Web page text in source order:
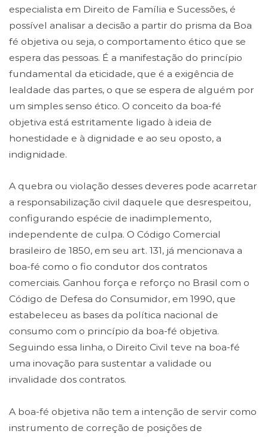
especialista em Direito de Família e Sucessões, é
possível analisar a decisão a partir do prisma da Boa
fé objetiva ou seja, o comportamento ético que se
espera das pessoas. É a manifestação do princípio
fundamental da eticidade, que é a exigência de
lealdade das partes, o que se espera de alguém por
um simples senso ético. O conceito da boa-fé
objetiva está estritamente ligado à ideia de
honestidade e à dignidade e ao seu oposto, a
indignidade.
A quebra ou violação desses deveres pode acarretar
a responsabilização civil daquele que desrespeitou,
configurando espécie de inadimplemento,
independente de culpa. O Código Comercial
brasileiro de 1850, em seu art. 131, já mencionava a
boa-fé como o fio condutor dos contratos
comerciais. Ganhou força e reforço no Brasil com o
Código de Defesa do Consumidor, em 1990, que
estabeleceu as bases da política nacional de
consumo com o princípio da boa-fé objetiva.
Seguindo essa linha, o Direito Civil teve na boa-fé
uma inovação para sustentar a validade ou
invalidade dos contratos.
A boa-fé objetiva não tem a intenção de servir como
instrumento de correção de posições de